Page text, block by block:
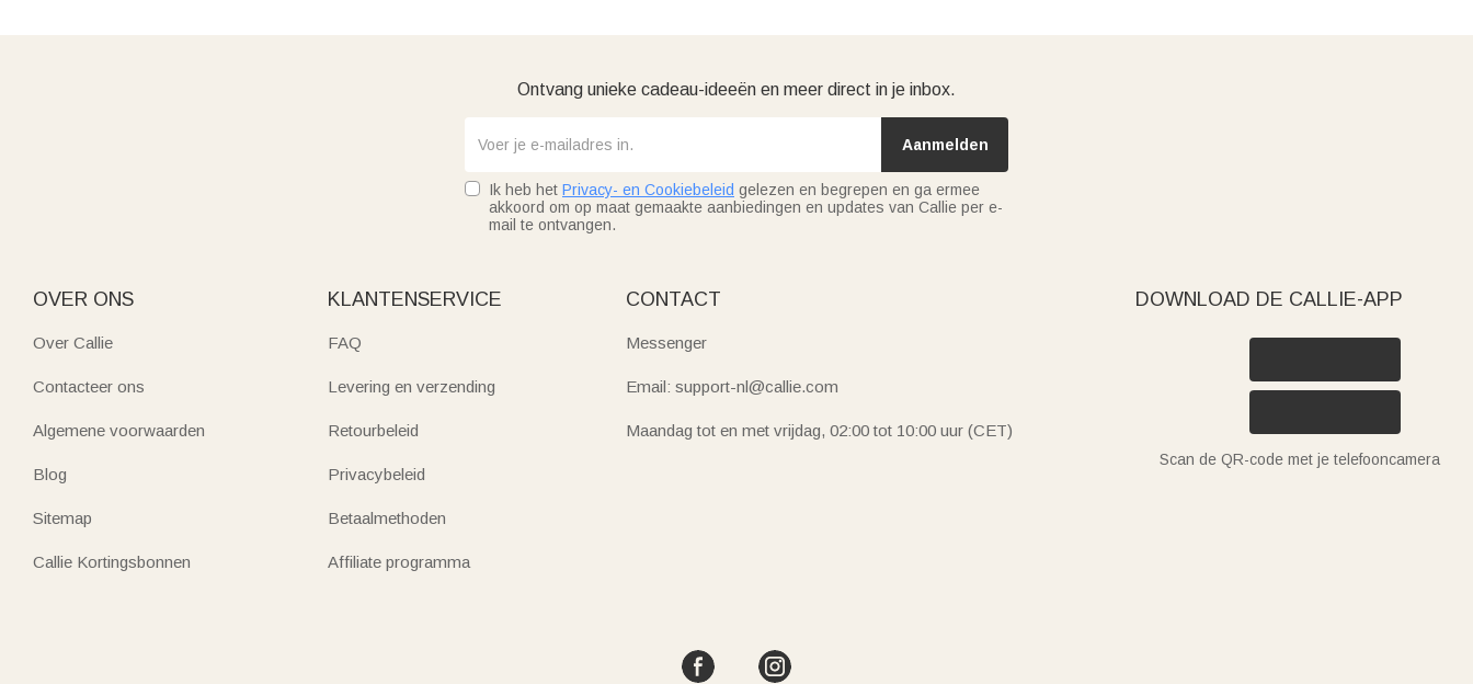
Ontvang unieke cadeau-ideeën en meer direct in je inbox.
Aanmelden
Ik heb het Privacy- en Cookiebeleid gelezen en begrepen en ga ermee
akkoord om op maat gemaakte aanbiedingen en updates van Callie per e-
mail te ontvangen.
OVER ONS
Over Callie
Contacteer ons
Algemene voorwaarden
Blog
Sitemap
Callie Kortingsbonnen
KLANTENSERVICE
FAQ
Levering en verzending
Retourbeleid
Privacybeleid
Betaalmethoden
Affiliate programma
CONTACT
Messenger
Email: support-nl@callie.com
Maandag tot en met vrijdag, 02:00 tot 10:00 uur (CET)
DOWNLOAD DE CALLIE-APP
Scan de QR-code met je telefooncamera